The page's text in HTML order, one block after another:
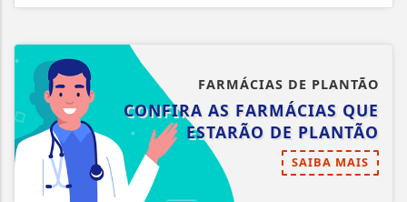
FARMÁCIAS DE PLANTÃO
CONFIRA AS FARMÁCIAS QUE
ESTARÃO DE PLANTÃO
SAIBA MAIS